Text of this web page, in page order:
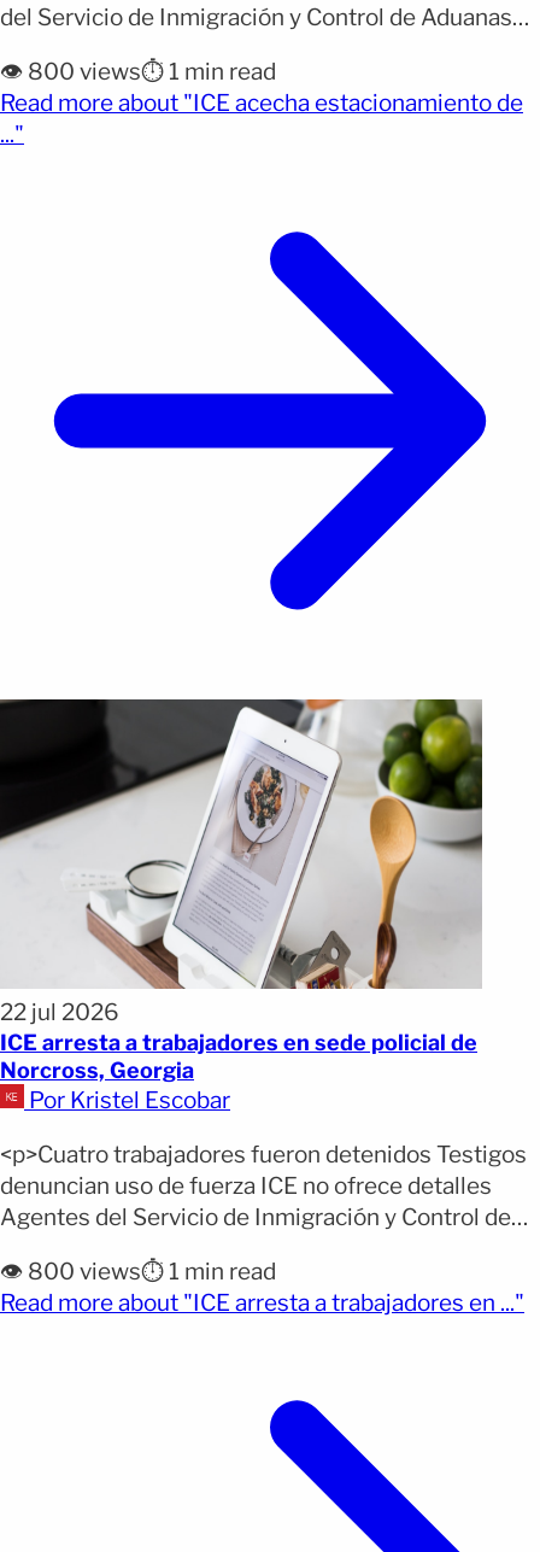
del Servicio de Inmigración y Control de Aduanas
volvió a generar atención tras una detención
ocurrida en Yakima, Washington. El caso se suma a
los reportes de operativos migratorios realizados
👁️ 800 views⏱️ 1 min read
Read more about "ICE acecha estacionamiento de
..."
22 jul 2026
ICE arresta a trabajadores en sede policial de
Norcross, Georgia
Por Kristel Escobar
<p>Cuatro trabajadores fueron detenidos Testigos
denuncian uso de fuerza ICE no ofrece detalles
Agentes del Servicio de Inmigración y Control de
operativo migratorio en la obra donde se construye
la nueva sede del Departamento de Policía de
👁️ 800 views⏱️ 1 min read
Read more about "ICE arresta a trabajadores en ..."